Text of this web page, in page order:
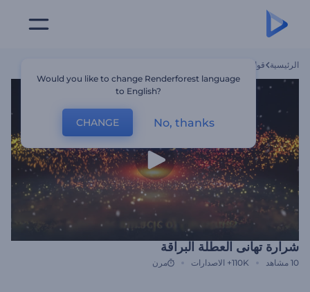
الرئيسية قوالب
شرارة تهانى العطلة البراقة
10 مشاهد 110K+ الاصدارات مرن
Would you like to change Renderforest language
to English?
CHANGE No, thanks